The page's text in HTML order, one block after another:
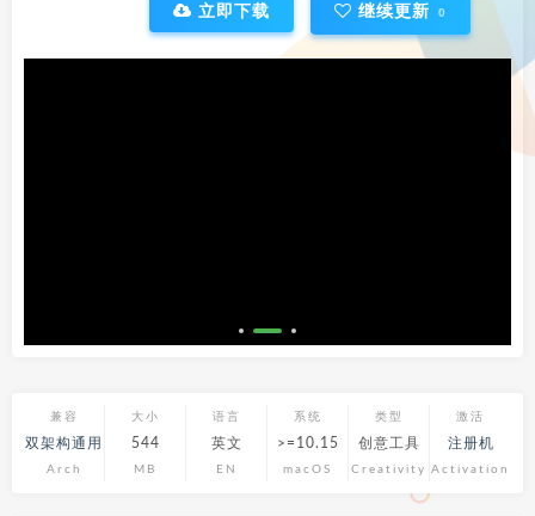
立即下载 继续更新 0
兼容
双架构通用
Arch
大小
544
MB
语言
英文
EN
系统
>=10.15
macOS
类型
创意工具
Creativity
激活
注册机
Activation